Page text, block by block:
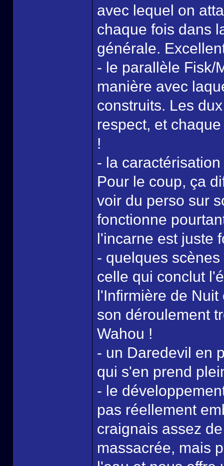
avec lequel on
chaque fois dans
générale.
- le parallèle Fisk/
manière avec
construits. Les
respect, et
!
- la
Pour le coup, ça
voir du perso sur
fonctionne
l'incarne est juste
- quelques
celle qui conclut
l'Infirmière de
son déroulement
Wahou !
- un Daredevil en
qui s'en prend
- le
pas réellement
craignais assez
massacrée, mais